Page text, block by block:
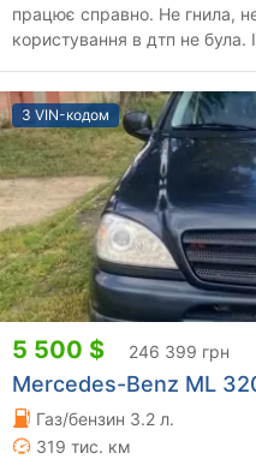
працює справно. Не гнила,
З VIN-кодом
5 500 $ 246 399 грн
Mercedes-Benz ML
Газ/бензин 3.2 л.
319 тис. км